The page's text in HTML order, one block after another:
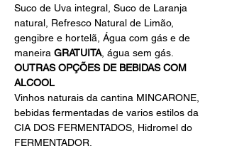
Suco de Uva integral, Suco de Laranja
natural, Refresco Natural de Limão,
gengibre e hortelã, Água com gás e de
maneira GRATUITA, água sem gás.
OUTRAS OPÇÕES DE BEBIDAS COM
ALCOOL
Vinhos naturais da cantina MINCARONE,
bebidas fermentadas de varios estilos da
CIA DOS FERMENTADOS, Hidromel do
FERMENTADOR.